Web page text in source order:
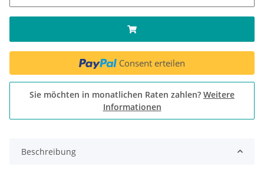
Consent erteilen
Sie möchten in monatlichen Raten zahlen? Weitere
Informationen
Beschreibung